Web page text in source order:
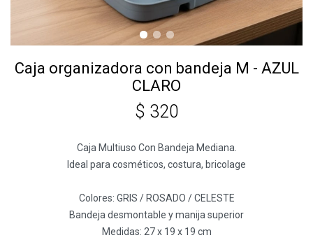
Caja organizadora con bandeja M - AZUL
CLARO
$ 320
Caja Multiuso Con Bandeja Mediana.
Ideal para cosméticos, costura, bricolage
Colores: GRIS / ROSADO / CELESTE
Bandeja desmontable y manija superior
Medidas: 27 x 19 x 19 cm